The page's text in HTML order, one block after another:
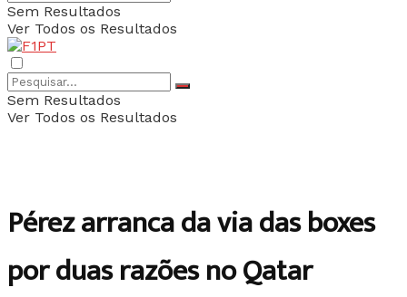
Sem Resultados
Ver Todos os Resultados
Sem Resultados
Ver Todos os Resultados
Pérez arranca da via das boxes
por duas razões no Qatar